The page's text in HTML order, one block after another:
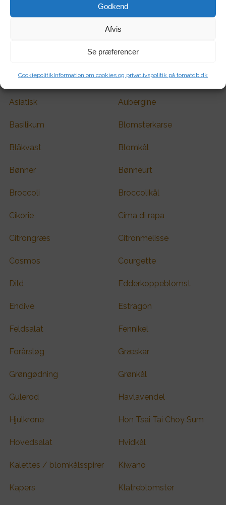
Godkend
Afvis
Se præferencer
CookiepolitikInformation om cookies og privatlivspolitik på tomatdb.dk
Insektvenlig
Anis
Amsoi
Ananaskirsebær Artiskok
Asiatisk Aubergine
Basilikum Blomsterkarse
Blåkvast Blomkål
Bønner Bønneurt
Broccoli Broccolikål
Cikorie Cima di rapa
Citrongræs Citronmelisse
Cosmos Courgette
Dild Edderkoppeblomst
Endive Estragon
Feldsalat Fennikel
Forårsløg Græskar
Grøngødning Grønkål
Gulerod Havlavendel
Hjulkrone Hon Tsai Tai Choy Sum
Hovedsalat Hvidkål
Kalettes / blomkålsspirer Kiwano
Kapers Klatreblomster